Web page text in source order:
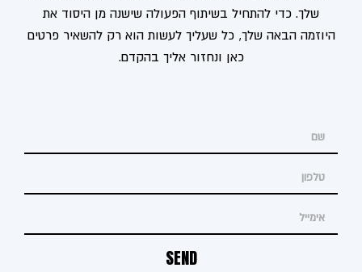
שלך. כדי להתחיל בשיתוף הפעולה שישנה מן היסוד את
היוזמה הבאה שלך,כל שעליך לעשות הוא רק להשאיר פרטים
כאן ונחזור אליך בהקדם.
SEND